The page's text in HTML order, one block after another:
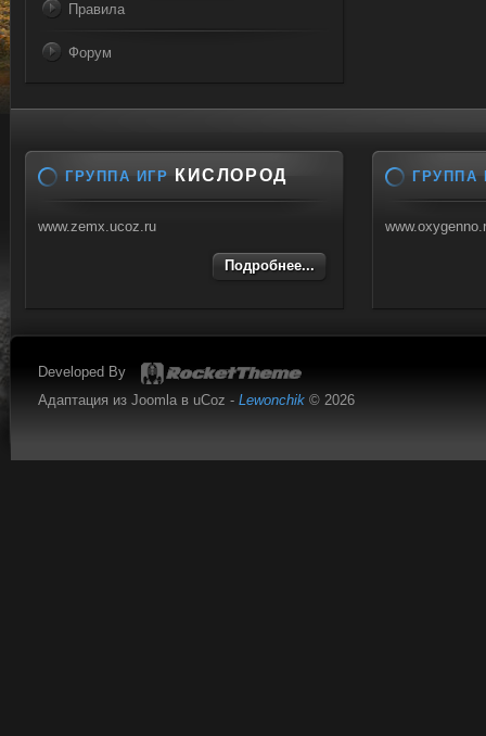
Правила
Форум
ГРУППА ИГР КИСЛОРОД
www.zemx.ucoz.ru
Подробнее...
ГРУППА
Developed By
Адаптация из Joomla в uCoz - Lewonchik © 2026